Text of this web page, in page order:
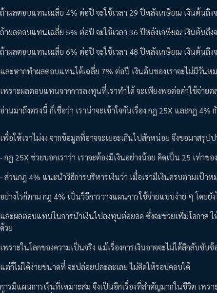
ถ้าผลตอบแทนเฉลี่ย 4% ต่อปี จะใช้เวลา 29 ปีหลังเกษียณ เงินต้นถึง
ถ้าผลตอบแทนเฉลี่ย 5% ต่อปี จะใช้เวลา 36 ปีหลังเกษียณ เงินต้นถึง
ถ้าผลตอบแทนเฉลี่ย 6% ต่อปี จะใช้เวลา 48 ปีหลังเกษียณ เงินต้นถึง
และหากทำผลตอบแทนได้เฉลี่ย 7% ต่อปี เงินต้นของเราจะไม่มีวันห
เพราะผลตอบแทนจากการลงทุนที่เราทำได้ จะเพียงพอต่อค่าใช้จ่าย
อ่านมาถึงตรงนี้ ก็เชื่อว่า เราน่าจะเข้าใจกันเรื่อง กฎ 25X และกฎ 4%
เพื่อให้เราไม่งง จากข้อมูลที่อาจจะเยอะเกินไปสักหน่อย จึงขอมาสรุ
- กฎ 25X ช่วยบอกเราว่า เราจะต้องมีเงินอย่างน้อย คิดเป็น 25 เท่าข
- ส่วนกฎ 4% แนะนำวิธีการบริหารเงินว่า เมื่อเรามีเงินครบตามเป้า
อย่างไรก็ตาม กฎ 4% เป็นวิธีการวางแผนการใช้จ่ายแบบง่าย ๆ โดยยั
และผลตอบแทนในการนำเงินไปลงทุนต่อยอด ซึ่งจะช่วยเพิ่มโอกาส ใ
ด้วย
เพราะในโลกของความเป็นจริง แม้เรื่องการเงินอาจจะไม่ได้ลึกลับซับ
แต่ก็ไม่ได้ง่ายขนาดที่ จะปล่อยปละละเลย ไม่คิดให้รอบคอบได้
การมีแผนการเงินที่เหมาะสม จึงเป็นอีกเรื่องที่สำคัญมากในชีวิต เพร